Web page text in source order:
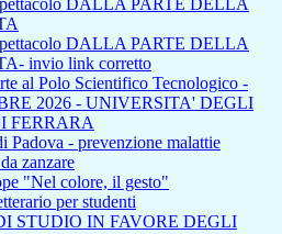
DALLA PARTE DELLA
DALLA PARTE DELLA
invio link corretto
al Polo Scientifico Tecnologico -
2026 - UNIVERSITA' DEGLI
FERRARA
Padova - prevenzione malattie
zanzare
"Nel colore, il gesto"
per studenti
STUDIO IN FAVORE DEGLI